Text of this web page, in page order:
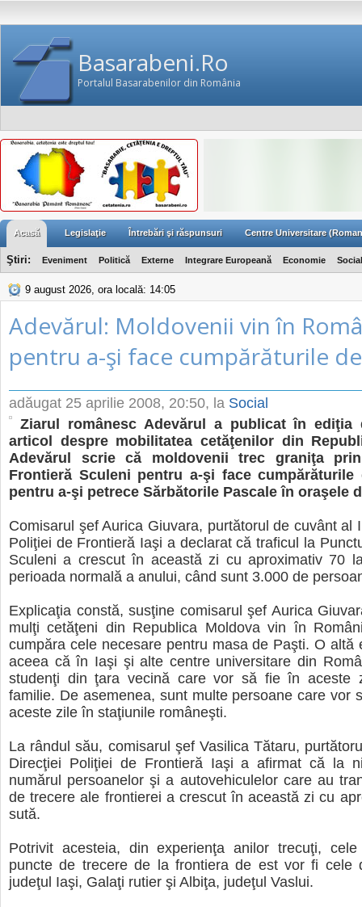
Basarabeni.Ro
Portalul Basarabenilor din România
Acasă Legislaţie Întrebări şi răspunsuri Centre Universitare
Ştiri: Eveniment Politică Externe Integrare Europeană Economie Social
9 august 2026, ora locală: 14:05
Adevărul: Moldovenii vin în
pentru a-şi face cumpărăturile
adăugat 25 aprilie 2008, 20:50, la Social
Ziarul românesc Adevărul a publicat în ediţia
articol despre mobilitatea cetăţenilor din
Adevărul scrie că moldovenii trec graniţa
Frontieră Sculeni pentru a-şi face cumpărăturile
pentru a-şi petrece Sărbătorile Pascale în oraşele
Comisarul şef Aurica Giuvara, purtătorul de cuvânt al
Poliţiei de Frontieră Iaşi a declarat că traficul la
Sculeni a crescut în această zi cu aproximativ 70
perioada normală a anului, când sunt 3.000 de
Explicaţia constă, susţine comisarul şef Aurica
mulţi cetăţeni din Republica Moldova vin în
cumpăra cele necesare pentru masa de Paşti. O altă
aceea că în Iaşi şi alte centre universitare din
studenţi din ţara vecină care vor să fie în aceste
familie. De asemenea, sunt multe persoane care vor
aceste zile în staţiunile româneşti.
La rândul său, comisarul şef Vasilica Tătaru,
Direcţiei Poliţiei de Frontieră Iaşi a afirmat că la
numărul persoanelor şi a autovehiculelor care au
de trecere ale frontierei a crescut în această zi cu
sută.
Potrivit acesteia, din experienţa anilor trecuţi,
puncte de trecere de la frontiera de est vor fi cele
judeţul Iaşi, Galaţi rutier şi Albiţa, judeţul Vaslui.